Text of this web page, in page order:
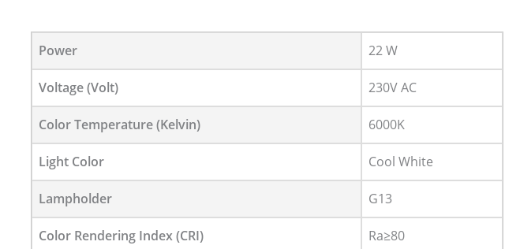
Power 22 W
Voltage (Volt) 230V AC
Color Temperature (Kelvin) 6000K
Light Color Cool White
Lampholder G13
Color Rendering Index (CRI) Ra≥80